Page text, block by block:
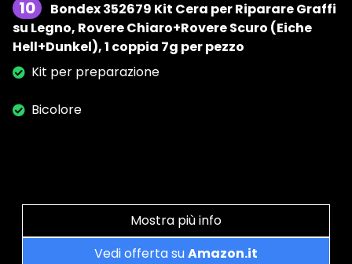
10
Bondex 352679 Kit Cera per Riparare Graffi
su Legno, Rovere Chiaro+Rovere Scuro (Eiche
Hell+Dunkel), 1 coppia 7g per pezzo
Kit per preparazione
Bicolore
Mostra più info
Vedi offerta suAmazon.it